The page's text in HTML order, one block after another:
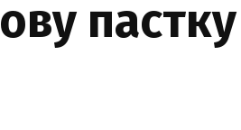
пастку